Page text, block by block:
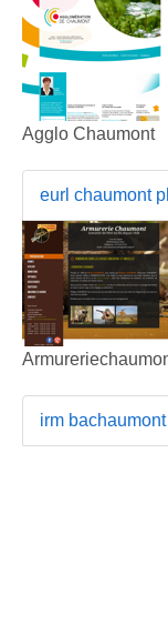
Agglo Chaumont
eurl chaumont
irm bachaumont